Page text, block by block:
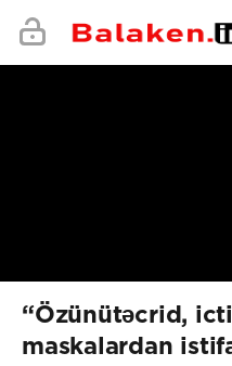
“Özünütəcrid,
maskalardan